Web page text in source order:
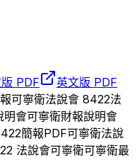
PDF
英文版 PDF
可寧衛法說會 8422法
明會可寧衛財報說明會
簡報PDF可寧衛法說
法說會可寧衛可寧衛最